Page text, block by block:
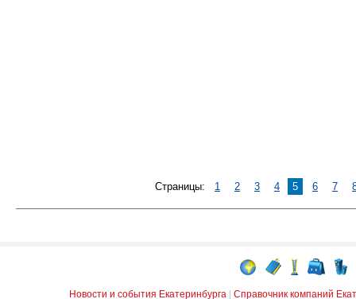
Страницы: 1 2 3 4 5 6 7
Новости и события Екатеринбурга Справочник компаний